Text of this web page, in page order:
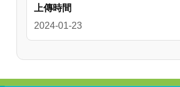
上傳時間
2024-01-23